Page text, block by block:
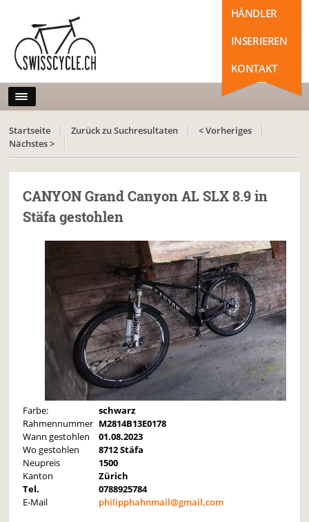
HÄNDLER
INSERIEREN
KONTAKT
Startseite Zurück zu Suchresultaten
< Vorheriges
Nächstes >
CANYON Grand Canyon AL SLX 8.9 in
Stäfa gestohlen
Farbe:
schwarz
Rahmennummer M2814B13E0178
Wann gestohlen
01.08.2023
Wo gestohlen
8712 Stäfa
Neupreis
1500
Kanton
Zürich
Tel.
0788925784
E-Mail
philipphahnmail@gmail.com